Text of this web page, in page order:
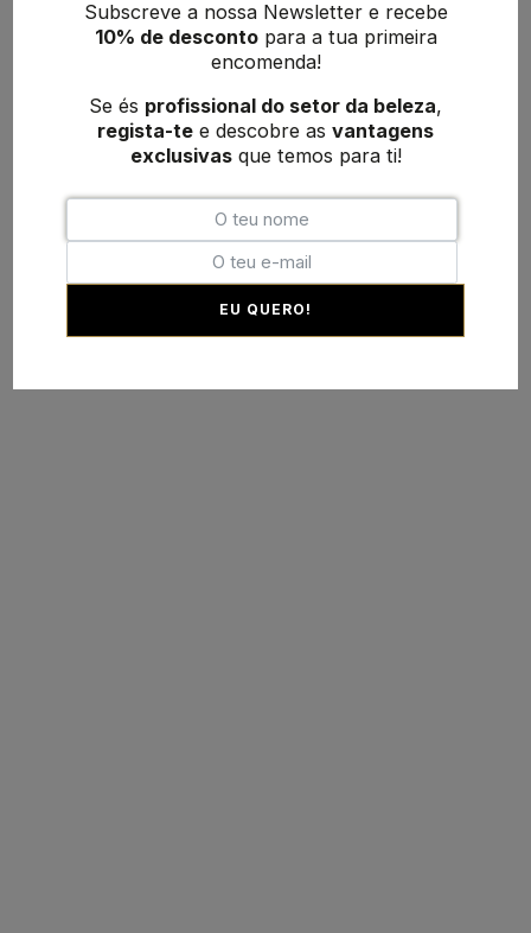
Subscreve a nossa Newsletter e recebe
10% de descontopara a tua primeira
encomenda!
Se és profissional do setor da beleza,
regista-te e descobre as vantagens
exclusivasque temos para ti!
EU QUERO!